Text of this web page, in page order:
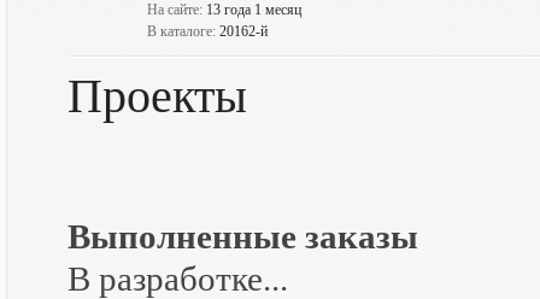
На сайте: 13 года 1 месяц
В каталоге: 20162-й
Проекты
Выполненные заказы
В разработке...